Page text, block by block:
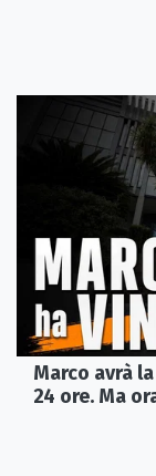
Marco avrà
24 ore. Ma